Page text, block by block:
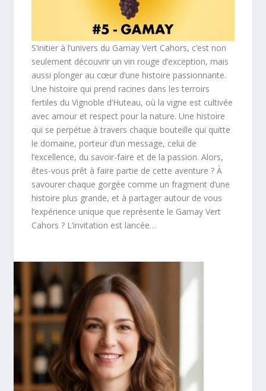
S’initier à l’univers du Gamay Vert Cahors, c’est non
seulement découvrir un vin rouge d’exception, mais
aussi plonger au cœur d’une histoire passionnante.
Une histoire qui prend racines dans les terroirs
fertiles du Vignoble d’Huteau, où la vigne est cultivée
avec amour et respect pour la nature. Une histoire
qui se perpétue à travers chaque bouteille qui quitte
le domaine, porteur d’un message, celui de
l’excellence, du savoir-faire et de la passion. Alors,
êtes-vous prêt à faire partie de cette aventure ? À
savourer chaque gorgée comme un fragment d’une
histoire plus grande, et à partager autour de vous
l’expérience unique que représente le Gamay Vert
Cahors ? L’invitation est lancée…